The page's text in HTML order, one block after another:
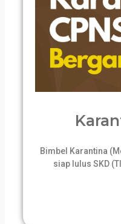
Bimbel Karantina
siap lulus SKD